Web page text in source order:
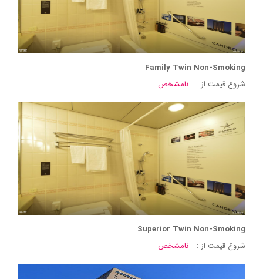
Family Twin Non-Smoking
شروع قیمت از :
نامشخص
Superior Twin Non-Smoking
شروع قیمت از :
نامشخص